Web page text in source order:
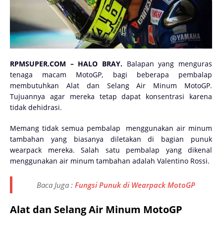
RPMSUPER.COM – HALO BRAY. Balapan yang menguras
tenaga macam MotoGP, bagi beberapa pembalap
membutuhkan Alat dan Selang Air Minum MotoGP.
Tujuannya agar mereka tetap dapat konsentrasi karena
tidak dehidrasi.
Memang tidak semua pembalap
menggunakan air minum
tambahan yang biasanya diletakan di bagian punuk
wearpack mereka. Salah satu pembalap yang dikenal
menggunakan air minum tambahan adalah Valentino Rossi.
Baca Juga : Fungsi Punuk di Wearpack MotoGP
Alat dan Selang Air Minum MotoGP